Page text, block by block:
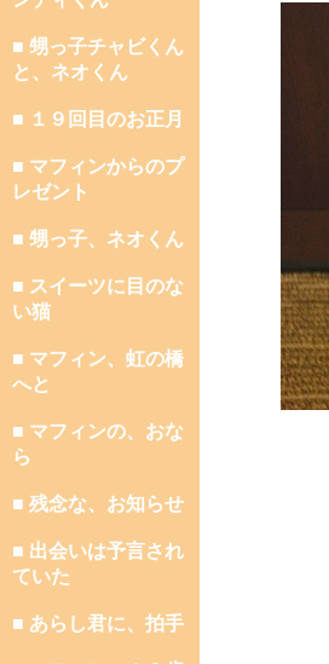
■ 甥っ子チャビくん
と、ネオくん
■ １９回目のお正月
■ マフィンからのプ
レゼント
■ 甥っ子、ネオくん
■ スイーツに目のな
い猫
■ マフィン、虹の橋
へと
■ マフィンの、おな
ら
■ 残念な、お知らせ
■ 出会いは予言され
ていた
■ あらし君に、拍手